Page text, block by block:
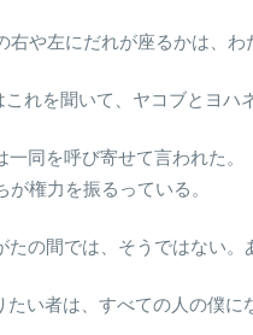
や左にだれが座るかは、
れを聞いて、ヤコブとヨハ
一同を呼び寄せて言われた
権力を振るっている。
の間では、そうではない。
い者は、すべての人の僕に